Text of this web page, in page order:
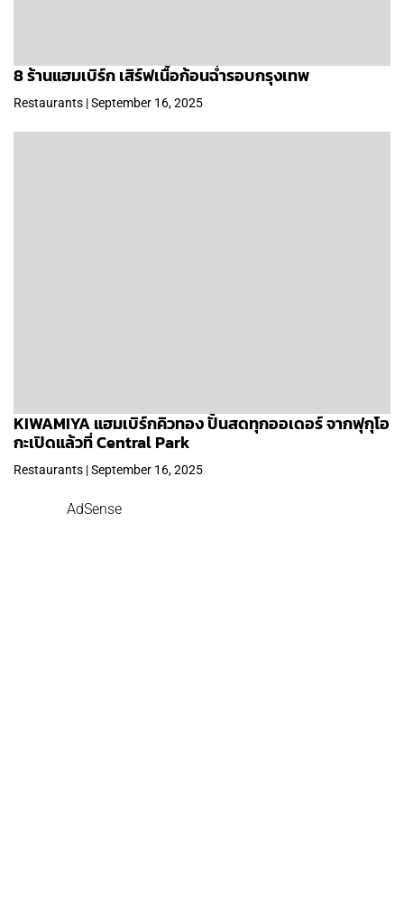
8 ร้านแฮมเบิร์ก เสิร์ฟเนื้อก้อนฉ่ำรอบกรุงเทพ
Restaurants | September 16, 2025
KIWAMIYA แฮมเบิร์กคิวทอง ปั้นสดทุกออเดอร์ จากฟุกุโอ
กะเปิดแล้วที่ Central Park
Restaurants | September 16, 2025
AdSense